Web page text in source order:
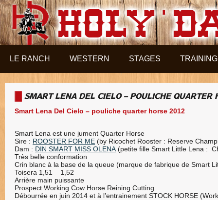
LE RANCH WESTERN STAGES TRAINING
SMART LENA DEL CIELO – POULICHE QUARTER
Smart Lena Del Cielo – pouliche quarter horse 2012
Smart Lena est une jument Quarter Horse
Sire : ROOSTER FOR ME (by Ricochet Rooster : Reserve
Dam : DIN SMART MISS OLENA (petite fille Smart Little Lena :
Très belle conformation
Crin blanc à la base de la queue (marque de fabrique de Smart
Toisera 1,51 – 1,52
Arrière main puissante
Prospect Working Cow Horse Reining Cutting
Débourrée en juin 2014 et à l’entrainement STOCK HORSE